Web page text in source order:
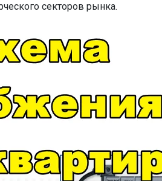
секторов рынка.